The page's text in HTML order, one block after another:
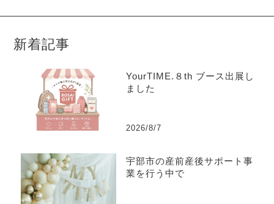
新着記事
YourTIME.８th ブース出展し
ました
2026/8/7
宇部市の産前産後サポート事
業を行う中で